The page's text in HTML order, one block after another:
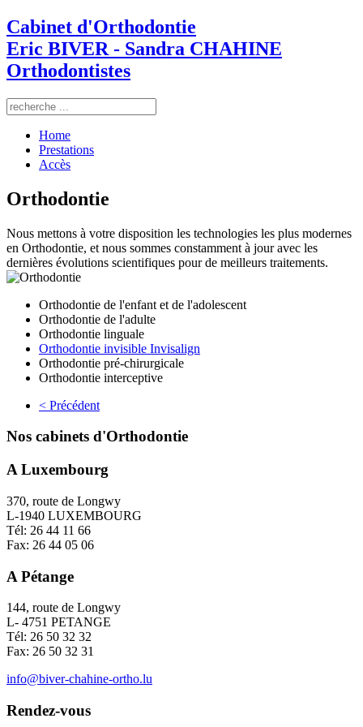
Cabinet d'Orthodontie
Eric BIVER - Sandra CHAHINE
Orthodontistes
Home
Prestations
Accès
Orthodontie
Nous mettons à votre disposition les technologies les plus modernes
en Orthodontie, et nous sommes constamment à jour avec les
dernières évolutions scientifiques pour de meilleurs traitements.
Orthodontie de l'enfant et de l'adolescent
Orthodontie de l'adulte
Orthodontie linguale
Orthodontie invisible Invisalign
Orthodontie pré-chirurgicale
Orthodontie interceptive
< Précédent
Nos cabinets d'Orthodontie
A Luxembourg
370, route de Longwy
L-1940 LUXEMBOURG
Tél: 26 44 11 66
Fax: 26 44 05 06
A Pétange
144, route de Longwy
L- 4751 PETANGE
Tél: 26 50 32 32
Fax: 26 50 32 31
info@biver-chahine-ortho.lu
Rendez-vous